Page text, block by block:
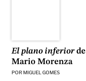
El plano inferiorde
Mario Morenza
POR MIGUEL GOMES